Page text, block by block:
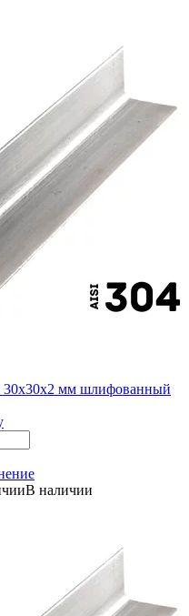
мм шлифованный
В наличии